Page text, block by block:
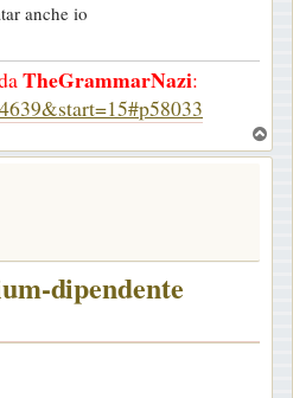
anche io
TheGrammarNazi:
o
dipendente